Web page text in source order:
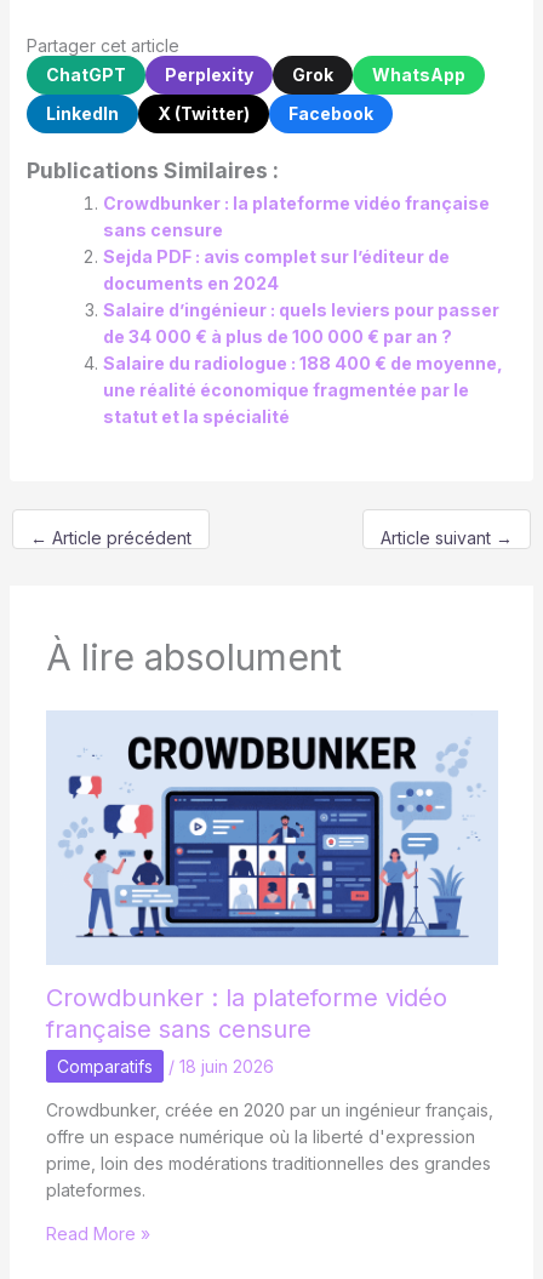
Partager cet article
ChatGPT
Perplexity Grok
WhatsApp
LinkedIn
X (Twitter) Facebook
Publications Similaires :
Crowdbunker : la plateforme vidéo française
sans censure
Sejda PDF : avis complet sur l’éditeur de
documents en 2024
Salaire d’ingénieur : quels leviers pour passer
de 34 000 € à plus de 100 000 € par an ?
Salaire du radiologue : 188 400 € de moyenne,
une réalité économique fragmentée par le
statut et la spécialité
← Article précédent Article suivant →
À lire absolument
Crowdbunker : la plateforme vidéo
française sans censure
Comparatifs / 18 juin 2026
Crowdbunker, créée en 2020 par un ingénieur français,
offre un espace numérique où la liberté d'expression
prime, loin des modérations traditionnelles des grandes
plateformes.
Read More »